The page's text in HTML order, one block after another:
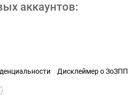
аккаунтов:
Дисклеймер о ЗоЗПП